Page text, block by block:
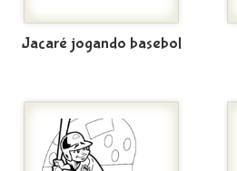
Jacaré jogando basebol